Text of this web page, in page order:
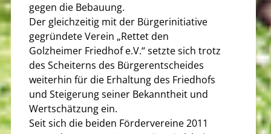
gegen die Bebauung.
Der gleichzeitig mit der Bürgerinitiative
gegründete Verein „Rettet den
Golzheimer Friedhof e.V.“ setzte sich trotz
des Scheiterns des Bürgerentscheides
weiterhin für die Erhaltung des Friedhofs
und Steigerung seiner Bekanntheit und
Wertschätzung ein.
Seit sich die beiden Fördervereine 2011